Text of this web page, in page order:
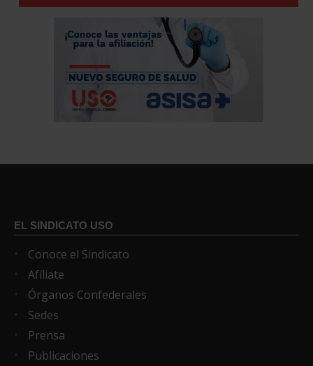
EL SINDICATO USO
Conoce el Sindicato
Afíliate
Órganos Confederales
Sedes
Prensa
Publicaciones